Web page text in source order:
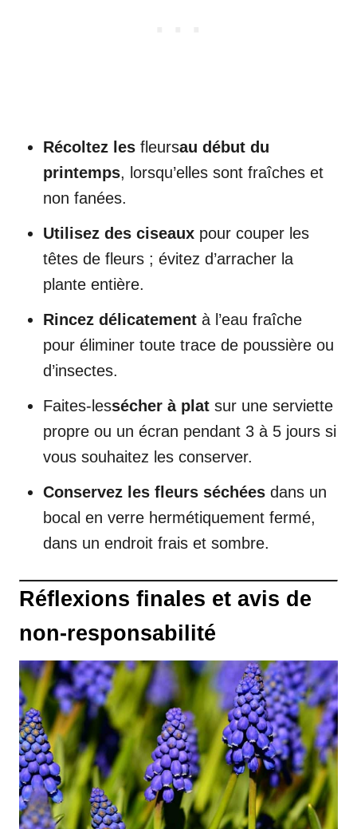
Récoltez les fleursau début du
printemps, lorsqu’elles sont fraîches et
non fanées.
Utilisez des ciseaux pour couper les
têtes de fleurs ; évitez d’arracher la
plante entière.
Rincez délicatement à l’eau fraîche
pour éliminer toute trace de poussière ou
d’insectes.
Faites-lessécher à plat sur une serviette
propre ou un écran pendant 3 à 5 jours si
vous souhaitez les conserver.
Conservez les fleurs séchées dans un
bocal en verre hermétiquement fermé,
dans un endroit frais et sombre.
Réflexions finales et avis de
non-responsabilité